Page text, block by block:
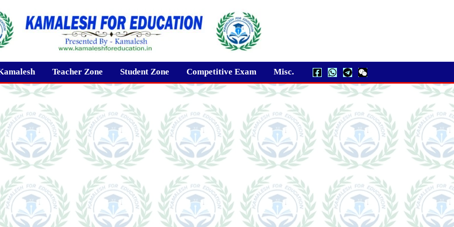
Teacher Zone Student Zone Competitive Exam Misc.